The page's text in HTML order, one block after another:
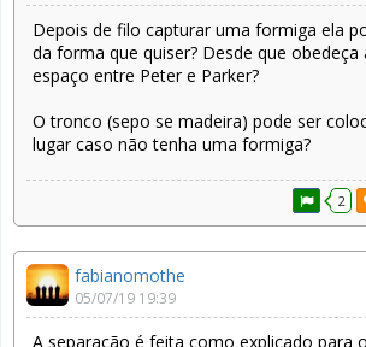
Depois de filo capturar uma formiga ela
da forma que quiser? Desde que obedeça
espaço entre Peter e Parker?
O tronco (sepo se madeira) pode ser
lugar caso não tenha uma formiga?
2
fabianomothe
05/07/19 19:39
A separação é feita como explicado para